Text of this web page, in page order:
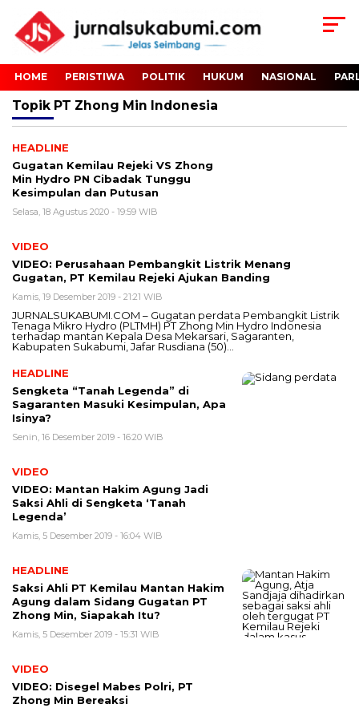
HOME PERISTIWA POLITIK HUKUM NASIONAL
Topik PT Zhong Min Indonesia
HEADLINE
Gugatan Kemilau Rejeki VS Zhong
Min Hydro PN Cibadak Tunggu
Kesimpulan dan Putusan
Selasa, 18 Agustus 2020 - 19:59 WIB
VIDEO
VIDEO: Perusahaan Pembangkit Listrik Menang
Gugatan, PT Kemilau Rejeki Ajukan Banding
Kamis, 19 Desember 2019 - 21:21 WIB
JURNALSUKABUMI.COM – Gugatan perdata Pembangkit Listrik
Tenaga Mikro Hydro (PLTMH) PT Zhong Min Hydro Indonesia
terhadap mantan Kepala Desa Mekarsari, Sagaranten,
Kabupaten Sukabumi, Jafar Rusdiana (50)…
HEADLINE
Sengketa “Tanah Legenda” di
Sagaranten Masuki Kesimpulan, Apa
Isinya?
Senin, 16 Desember 2019 - 16:20 WIB
VIDEO
VIDEO: Mantan Hakim Agung Jadi
Saksi Ahli di Sengketa ‘Tanah
Legenda’
Kamis, 5 Desember 2019 - 16:04 WIB
HEADLINE
Saksi Ahli PT Kemilau Mantan Hakim
Agung dalam Sidang Gugatan PT
Zhong Min, Siapakah Itu?
Kamis, 5 Desember 2019 - 15:31 WIB
VIDEO
VIDEO: Disegel Mabes Polri, PT
Zhong Min Bereaksi